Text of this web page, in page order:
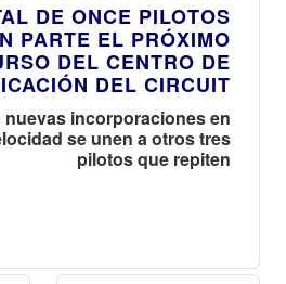
DE ONCE PILOTOS
PARTE EL PRÓXIMO
DEL CENTRO DE
DEL CIRCUIT
nuevas incorporaciones en
se unen a otros tres
pilotos que repiten